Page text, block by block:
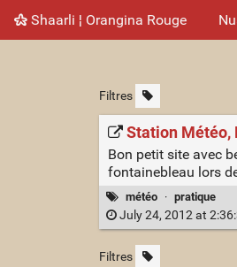
Shaarli ¦ Orangina Rouge
Filtres
Station Météo,
Bon petit site avec
fontainebleau lors
météo · pratique
July 24, 2012 at
Filtres